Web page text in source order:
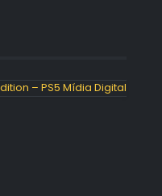
– PS5 Mídia Digital